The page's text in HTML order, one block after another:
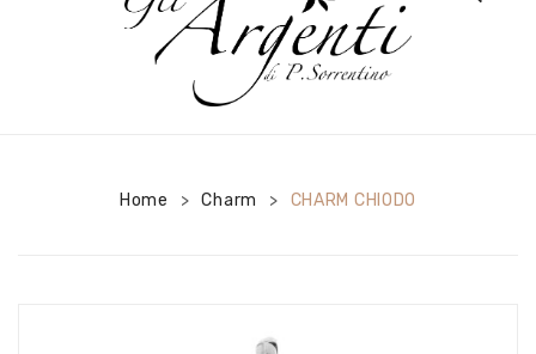
Home > Charm > CHARM CHIODO